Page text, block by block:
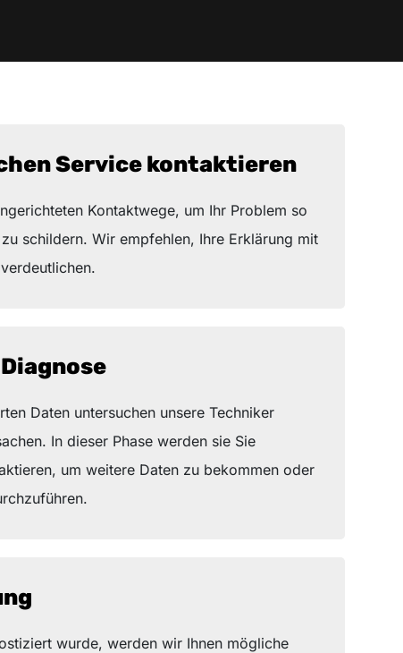
Service kontaktieren
Kontaktwege, um Ihr Problem so
schildern. Wir empfehlen, Ihre Erklärung mit
Daten untersuchen unsere Techniker
In dieser Phase werden sie Sie
um weitere Daten zu bekommen oder
wurde, werden wir Ihnen mögliche